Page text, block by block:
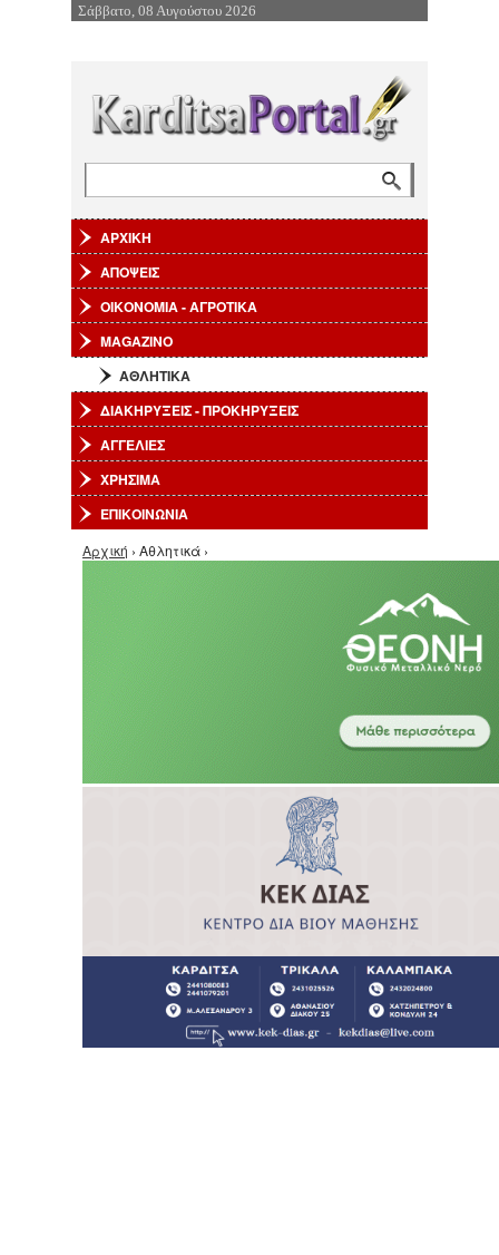
Επιστροφή στην Πλοήγηση
Σάββατο, 08 Αυγούστου 2026
Φόρμα αναζήτησης
ΑΡΧΙΚΗ
ΑΠΟΨΕΙΣ
ΟΙΚΟΝΟΜΙΑ - ΑΓΡΟΤΙΚΑ
MAGAZINO
ΑΘΛΗΤΙΚΑ
ΔΙΑΚΗΡΥΞΕΙΣ - ΠΡΟΚΗΡΥΞΕΙΣ
ΑΓΓΕΛΙΕΣ
ΧΡΗΣΙΜΑ
ΕΠΙΚΟΙΝΩΝΙΑ
Είστε εδώ
Αρχική › Αθλητικά ›